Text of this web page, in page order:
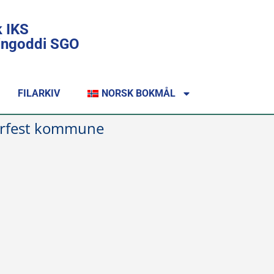
IKS
SGO
FILARKIV NORSK BOKMÅL
kommune